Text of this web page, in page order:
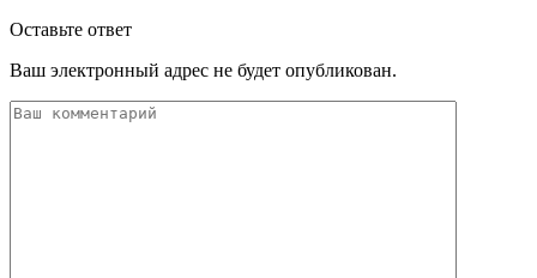
Оставьте ответ
Ваш электронный адрес не будет опубликован.